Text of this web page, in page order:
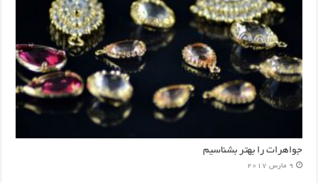
جواهرات را بهتر بشناسیم
9 مارس 2017